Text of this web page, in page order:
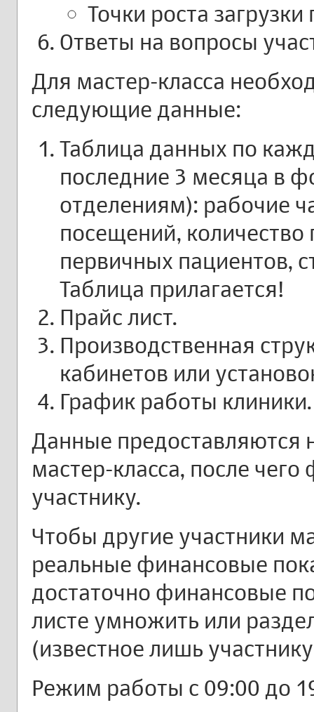
Точки роста
Ответы на вопросы
Для мастер-класса
следующие данные:
Таблица данных по
последние 3 месяца в
отделениям): рабочие
посещений, количество
первичных пациентов,
Таблица прилагается!
Прайс лист.
Производственная
кабинетов или
График работы клиники.
Данные предоставляются
мастер-класса, после
участнику.
Чтобы другие участники
реальные финансовые
достаточно финансовые
листе умножить или
(известное лишь
Режим работы с 09:00 до